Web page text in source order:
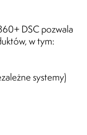
DSC pozwala
w tym:
systemy)